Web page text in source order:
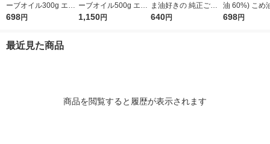
ーブオイル300g エキ
ストラバージン スペ
L
698円
ーブオイル500g エキ
ストラバージン スペ
1,150円
ま油好きの 純正ごま
油 300g 1本 味の素 J-
640円
油 60%) こめ油 ブレ
ンド 味の素
698円
最近見た商品
商品を閲覧すると履歴が表示されます